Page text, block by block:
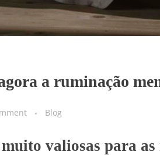
a ruminação
Blog
muito valiosas para